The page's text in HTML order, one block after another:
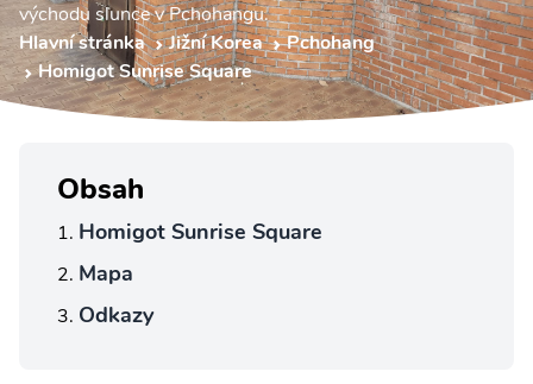
východu slunce v Pchohangu.
Hlavní stránka
Jižní Korea
Pchohang
Homigot Sunrise Square
Obsah
Homigot Sunrise Square
Mapa
Odkazy